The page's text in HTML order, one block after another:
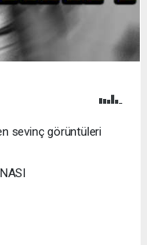
sevinç görüntüleri